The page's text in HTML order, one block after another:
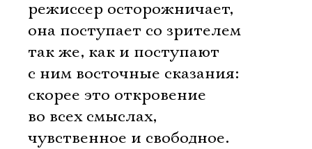
режиссер осторожничает,
она поступает со зрителем
так же, как и поступают
с ним восточные сказания:
скорее это откровение
во всех смыслах,
чувственное и свободное.